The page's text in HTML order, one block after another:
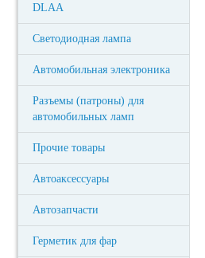
DLAA
Светодиодная лампа
Автомобильная электроника
Разъемы (патроны) для
автомобильных ламп
Прочие товары
Автоаксессуары
Автозапчасти
Герметик для фар